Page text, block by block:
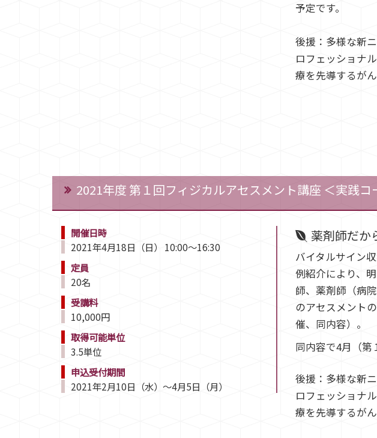
予定です。
後援：多様な新
ロフェッショナ
療を先導するが
2021年度 第１回フィジカルアセスメント講座 ＜実践
開催日時
2021年4月18日（日） 10:00～16:30
定員
20名
受講料
10,000円
取得可能単位
3.5単位
申込受付期間
2021年2月10日（水）～4月5日（月）
薬剤師だか
バイタルサイン
例紹介により、
師、薬剤師（病
のアセスメント
催、同内容）。
同内容で4月（第
後援：多様な新
ロフェッショナ
療を先導するが